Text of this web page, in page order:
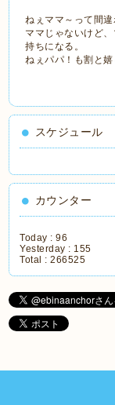
ねぇママ～って間違
ママじゃないけど
持ちになる。
ねぇパパ！も割と
スケジュール
カウンター
Today :96
Yesterday : 155
Total :266525